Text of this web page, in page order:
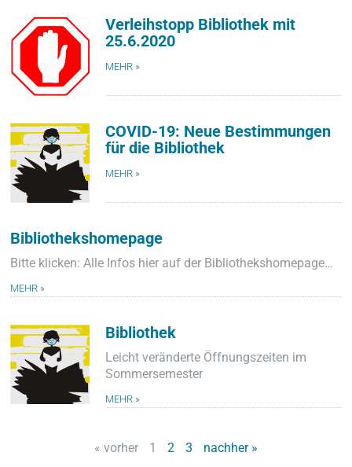
Verleihstopp Bibliothek mit
25.6.2020
MEHR »
COVID-19: Neue Bestimmungen
für die Bibliothek
MEHR »
Bibliothekshomepage
Bitte klicken: Alle Infos hier auf der Bibliothekshomepage…
MEHR »
Bibliothek
Leicht veränderte Öffnungszeiten im
Sommersemester
MEHR »
« vorher 1 2 3 nachher »